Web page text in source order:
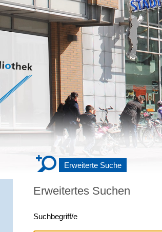
Erweiterte Suche
Erweitertes Suchen
Suchbegriff/e